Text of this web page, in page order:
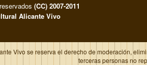
(CC) 2007-2011
Alicante Vivo
Vivo se reserva el derecho de moderación,
terceras personas no